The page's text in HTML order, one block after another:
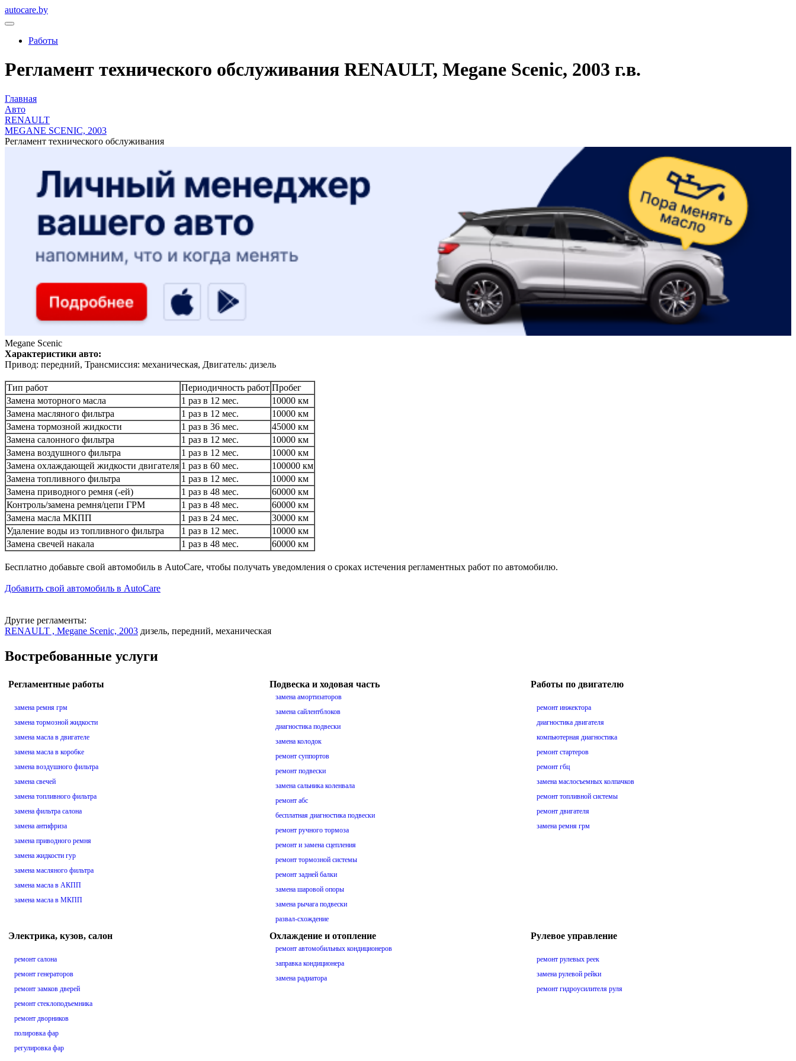
autocare.by
Работы
Регламент технического обслуживания RENAULT, Megane Scenic, 2003 г.в.
Главная
Авто
RENAULT
MEGANE SCENIC, 2003
Регламент технического обслуживания
Megane Scenic
Характеристики авто:
Привод: передний, Трансмиссия: механическая, Двигатель: дизель
Тип работ Периодичность работ Пробег
Замена моторного масла
1 раз в 12 мес.
10000 км
Замена масляного фильтра
1 раз в 12 мес.
10000 км
Замена тормозной жидкости
1 раз в 36 мес.
45000 км
Замена салонного фильтра
1 раз в 12 мес.
10000 км
Замена воздушного фильтра
1 раз в 12 мес.
10000 км
Замена охлаждающей жидкости двигателя 1 раз в 60 мес.
100000 км
Замена топливного фильтра
1 раз в 12 мес.
10000 км
Замена приводного ремня (-ей)
1 раз в 48 мес.
60000 км
Контроль/замена ремня/цепи ГРМ
1 раз в 48 мес.
60000 км
Замена масла МКПП
1 раз в 24 мес.
30000 км
Удаление воды из топливного фильтра
1 раз в 12 мес.
10000 км
Замена свечей накала
1 раз в 48 мес. 60000 км
Бесплатно добавьте свой автомобиль в AutoCare, чтобы получать уведомления о сроках истечения регламентных работ по автомобилю.
Добавить свой автомобиль в AutoCare
Другие регламенты:
RENAULT , Megane Scenic, 2003 дизель, передний, механическая
Востребованные услуги
Регламентные работы
замена ремня грм
замена тормозной жидкости
замена масла в двигателе
замена масла в коробке
замена воздушного фильтра
замена свечей
замена топливного фильтра
замена фильтра салона
замена антифриза
замена приводного ремня
замена жидкости гур
замена масляного фильтра
замена масла в АКПП
замена масла в МКПП
Подвеска и ходовая часть
замена амортизаторов
замена сайлентблоков
диагностика подвески
замена колодок
ремонт суппортов
ремонт подвески
замена сальника коленвала
ремонт абс
бесплатная диагностика подвески
ремонт ручного тормоза
ремонт и замена сцепления
ремонт тормозной системы
ремонт задней балки
замена шаровой опоры
замена рычага подвески
развал-схождение
Работы по двигателю
ремонт инжектора
диагностика двигателя
компьютерная диагностика
ремонт стартеров
ремонт гбц
замена маслосъемных колпачков
ремонт топливной системы
ремонт двигателя
замена ремня грм
Электрика, кузов, салон
ремонт салона
ремонт генераторов
ремонт замков дверей
ремонт стеклоподъемника
ремонт дворников
полировка фар
регулировка фар
Охлаждение и отопление
ремонт автомобильных кондиционеров
заправка кондиционера
замена радиатора
Рулевое управление
ремонт рулевых реек
замена рулевой рейки
ремонт гидроусилителя руля